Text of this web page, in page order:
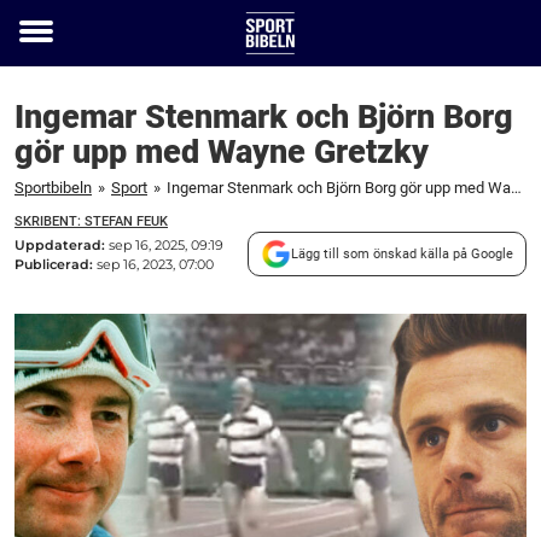
Toggle
Ingemar Stenmark och Björn Borg
gör upp med Wayne Gretzky
Sportbibeln » Sport » Ingemar Stenmark och Björn Borg gör upp med Wayne Gretzky
SKRIBENT: STEFAN FEUK
Uppdaterad: sep 16, 2025, 09:19
Publicerad: sep 16, 2023, 07:00
Lägg till som önskad källa på Google